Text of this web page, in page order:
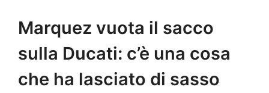
Marquez vuota il sacco
sulla Ducati: c’è una cosa
che ha lasciato di sasso